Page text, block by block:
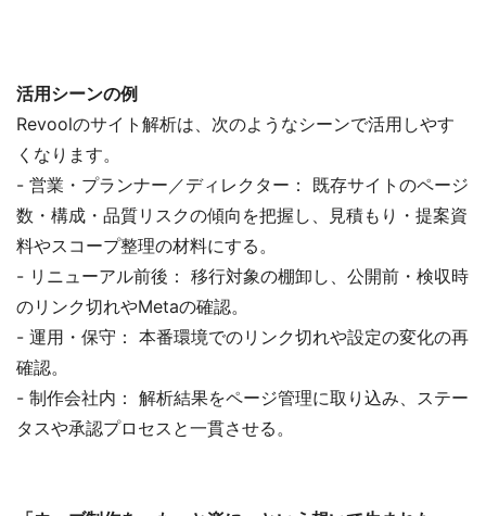
活用シーンの例
Revoolのサイト解析は、次のようなシーンで活用しやす
くなります。
- 営業・プランナー／ディレクター： 既存サイトのページ
数・構成・品質リスクの傾向を把握し、見積もり・提案資
料やスコープ整理の材料にする。
- リニューアル前後： 移行対象の棚卸し、公開前・検収時
のリンク切れやMetaの確認。
- 運用・保守： 本番環境でのリンク切れや設定の変化の再
確認。
- 制作会社内： 解析結果をページ管理に取り込み、ステー
タスや承認プロセスと一貫させる。